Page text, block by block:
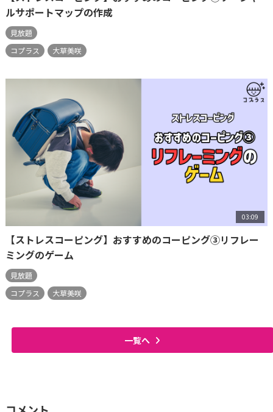
ルサポートマップの作成
見放題
コプラス
大草美咲
03:09
【ストレスコーピング】おすすめのコーピング③リフレー
ミングのゲーム
見放題
コプラス
大草美咲
一覧へ